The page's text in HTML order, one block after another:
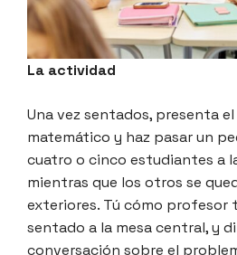
La actividad
Una vez sentados, presenta
matemático y haz pasar un
cuatro o cinco estudiantes a
mientras que los otros se
exteriores. Tú cómo profesor
sentado a la mesa central, y
conversación sobre el